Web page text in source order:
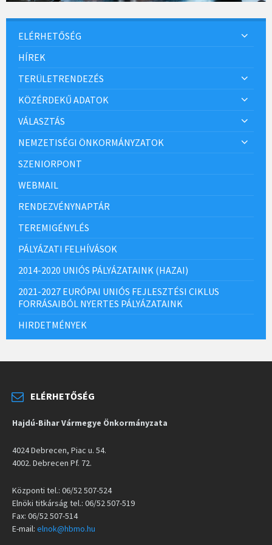
ELÉRHETŐSÉG
HÍREK
TERÜLETRENDEZÉS
KÖZÉRDEKŰ ADATOK
VÁLASZTÁS
NEMZETISÉGI ÖNKORMÁNYZATOK
SZENIORPONT
WEBMAIL
RENDEZVÉNYNAPTÁR
TEREMIGÉNYLÉS
PÁLYÁZATI FELHÍVÁSOK
2014-2020 UNIÓS PÁLYÁZATAINK (HAZAI)
2021-2027 EURÓPAI UNIÓS FEJLESZTÉSI CIKLUS
FORRÁSAIBÓL NYERTES PÁLYÁZATAINK
HIRDETMÉNYEK
ELÉRHETŐSÉG
Hajdú-Bihar Vármegye Önkormányzata
4024 Debrecen, Piac u. 54.
4002. Debrecen Pf. 72.
Központi tel.: 06/52 507-524
Elnöki titkárság tel.: 06/52 507-519
Fax: 06/52 507-514
E-mail: elnok@hbmo.hu